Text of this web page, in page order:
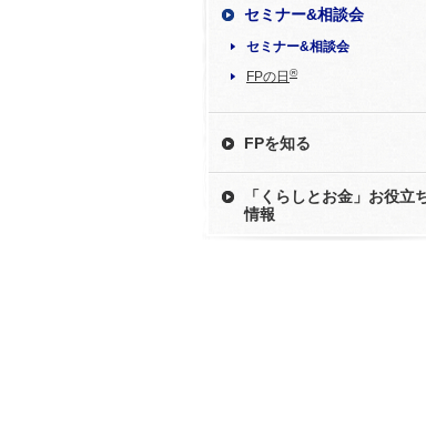
セミナー&相談会
セミナー&相談会
FPの日 ®
FPを知る
「くらしとお金」お役立
情報